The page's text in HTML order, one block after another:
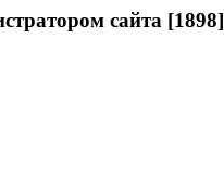
сайта [1898]